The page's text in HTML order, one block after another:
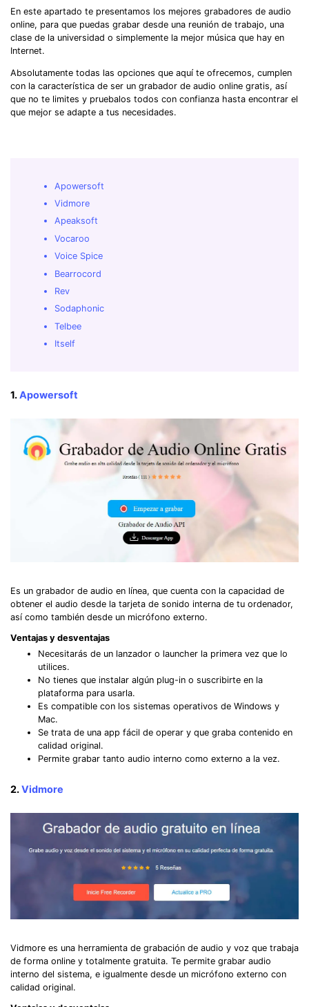
En este apartado te presentamos los mejores grabadores de audio
online, para que puedas grabar desde una reunión de trabajo, una
clase de la universidad o simplemente la mejor música que hay en
Internet.
Absolutamente todas las opciones que aquí te ofrecemos, cumplen
con la característica de ser un grabador de audio online gratis, así
que no te limites y pruebalos todos con confianza hasta encontrar el
que mejor se adapte a tus necesidades.
Apowersoft
Vidmore
Apeaksoft
Vocaroo
Voice Spice
Bearrocord
Rev
Sodaphonic
Telbee
Itself
1.Apowersoft
Es un grabador de audio en línea, que cuenta con la capacidad de
obtener el audio desde la tarjeta de sonido interna de tu ordenador,
así como también desde un micrófono externo.
Ventajas y desventajas
Necesitarás de un lanzador o launcher la primera vez que lo
utilices.
No tienes que instalar algún plug-in o suscribirte en la
plataforma para usarla.
Es compatible con los sistemas operativos de Windows y
Mac.
Se trata de una app fácil de operar y que graba contenido en
calidad original.
Permite grabar tanto audio interno como externo a la vez.
2.Vidmore
Vidmore es una herramienta de grabación de audio y voz que trabaja
de forma online y totalmente gratuita. Te permite grabar audio
interno del sistema, e igualmente desde un micrófono externo con
calidad original.